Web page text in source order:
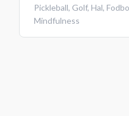
Pickleball, Golf, Hal,
Mindfulness